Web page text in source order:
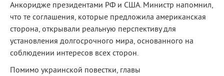
Анкоридже президентами РФ и США. Министр напомнил,
что те соглашения, которые предложила американская
сторона, открывали реальную перспективу для
установления долгосрочного мира, основанного на
соблюдении интересов всех сторон.
Помимо украинской повестки, главы